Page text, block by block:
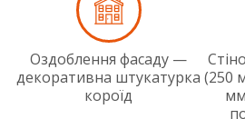
Оздоблення фасаду —
декоративна штукатурка
короїд
(250